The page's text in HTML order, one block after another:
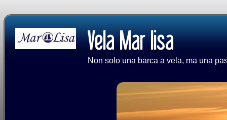
Non solo una barca a vela, ma una